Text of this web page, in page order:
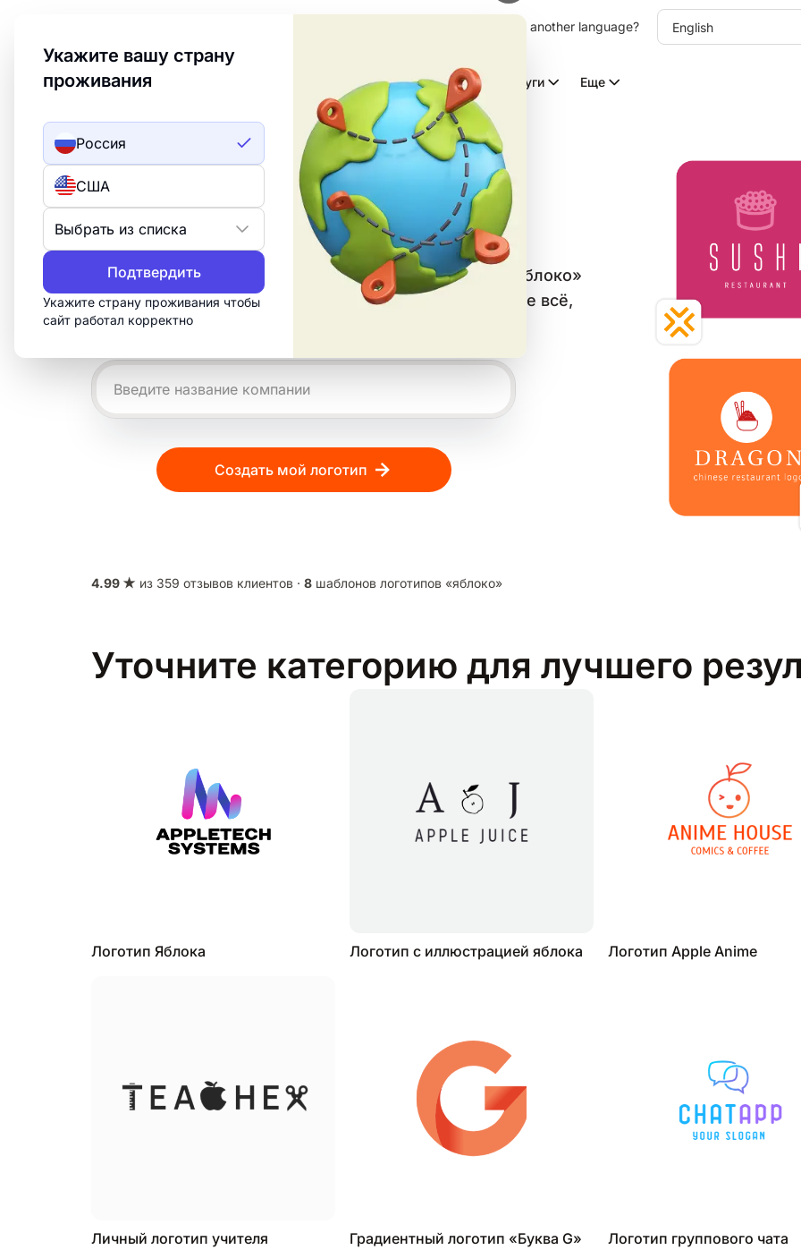
Укажите вашу страну
проживания
Россия
США
Выбрать из списка
Подтвердить
Укажите страну проживания чтобы
сайт работал корректно
Welcome to Turbologo! This page is available in another language. Choose another language?
ИИ лого Видео с ИИ Услуги Еще
Примеры логотипов
Apple
Создайте профессиональный логотип в категории «Яблоко»
за 15 минут. Настройте бесплатный шаблон и скачайте всё,
что нужно для печати, веба и социальных сетей.
Создать мой логотип
4.99 ★ из 359 отзывов клиентов · 8 шаблонов логотипов «яблоко»
Уточните категорию для лучшего
Логотип Яблока Логотип с иллюстрацией яблока Логотип Apple Anime
Личный логотип учителя Градиентный логотип «Буква G» Логотип группового чата